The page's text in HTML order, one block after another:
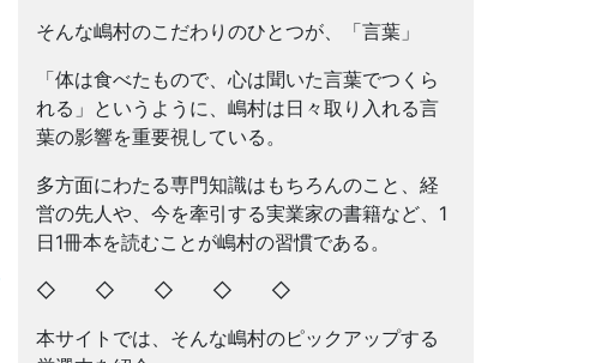
そんな嶋村のこだわりのひとつが、「言葉」
「体は食べたもので、心は聞いた言葉でつくら
れる」というように、嶋村は日々取り入れる言
葉の影響を重要視している。
多方面にわたる専門知識はもちろんのこと、経
営の先人や、今を牽引する実業家の書籍など、1
日1冊本を読むことが嶋村の習慣である。
◇ ◇ ◇ ◇ ◇
本サイトでは、そんな嶋村のピックアップする